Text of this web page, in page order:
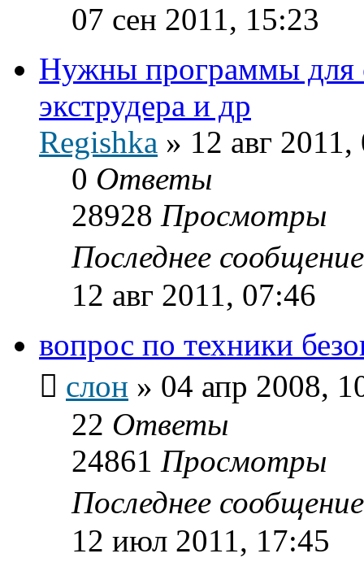
07 сен 2011, 15:23
Нужны программы для
экструдера и др
Regishka » 12 авг
0 Ответы
28928 Просмотры
Последнее
12 авг 2011, 07:46
вопрос по техники
слон » 04 апр 2008,
22 Ответы
24861 Просмотры
Последнее
12 июл 2011, 17:45